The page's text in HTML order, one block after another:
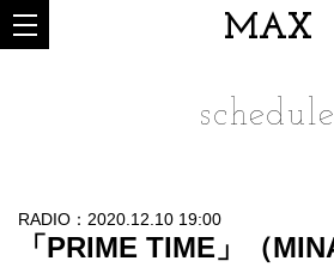
MAX
schedule
RADIO：2020.12.10 19:00
「PRIME TIME」（